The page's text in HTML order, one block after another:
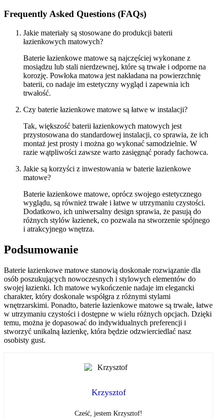
Frequently Asked Questions (FAQs)
Jakie materiały są stosowane do produkcji baterii
łazienkowych matowych?
Baterie łazienkowe matowe są najczęściej wykonane z
mosiądzu lub stali nierdzewnej, które są trwałe i odporne na
korozję. Powłoka matowa jest nakładana na powierzchnię
baterii, co nadaje im estetyczny wygląd i zapewnia ich
trwałość.
Czy baterie łazienkowe matowe są łatwe w instalacji?
Tak, większość baterii łazienkowych matowych jest
przystosowana do standardowej instalacji, co sprawia, że ich
montaż jest prosty i można go wykonać samodzielnie. W
razie wątpliwości zawsze warto zasięgnąć porady fachowca.
Jakie są korzyści z inwestowania w baterie łazienkowe
matowe?
Baterie łazienkowe matowe, oprócz swojego estetycznego
wyglądu, są również trwałe i łatwe w utrzymaniu czystości.
Dodatkowo, ich uniwersalny design sprawia, że pasują do
różnych stylów łazienek, co pozwala na stworzenie spójnego
i atrakcyjnego wnętrza.
Podsumowanie
Baterie łazienkowe matowe stanowią doskonałe rozwiązanie dla
osób poszukujących nowoczesnych i stylowych elementów do
swojej łazienki. Ich matowe wykończenie nadaje im elegancki
charakter, który doskonale współgra z różnymi stylami
wnętrzarskimi. Ponadto, baterie łazienkowe matowe są trwałe, łatwe
w utrzymaniu czystości i dostępne w wielu różnych opcjach. Dzięki
temu, można je dopasować do indywidualnych preferencji i
stworzyć unikalną łazienkę, która będzie odzwierciedlać nasz
osobisty gust.
Krzysztof
Cześć, jestem Krzysztof!